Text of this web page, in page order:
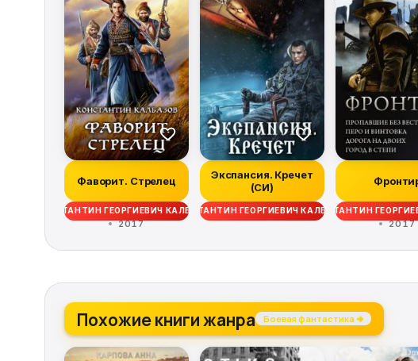
Фаворит. Стрелец
КОНСТАНТИН ГЕОРГИЕВИЧ КАЛБАНОВ
2017
Экспансия. Кречет
(СИ)
КОНСТАНТИН ГЕОРГИЕВИЧ КАЛБАНОВ
КОНСТАНТИН
2017
Похожие книги жанра Боевая фантастика →